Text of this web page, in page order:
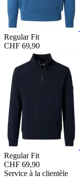
Regular Fit
CHF 69,90
Regular Fit
CHF 69,90
Service à la clientèle